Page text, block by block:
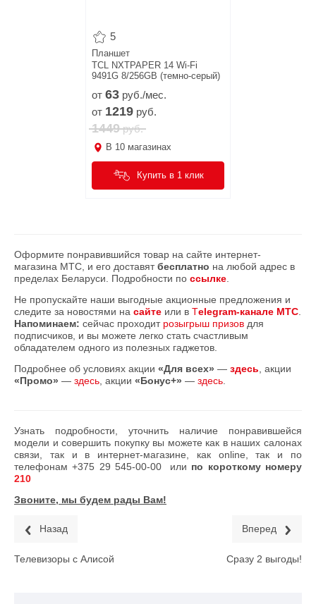
5
Планшет
TCL NXTPAPER 14 Wi-Fi
9491G 8/256GB (темно-серый)
от 63 руб./мес.
от 1219 руб.
1449руб.
В 10 магазинах
Купить в 1 клик
Оформите понравившийся товар на сайте интернет-
магазина МТС, и его доставятбесплатно на любой адрес в
пределах Беларуси. Подробности по ссылке
Не пропускайте наши выгодные акционные предложения и
следите за новостями на сайте или в Telegram-канале МТС
Напоминаем: сейчас проходит розыгрыш призов для
подписчиков, и вы можете легко стать счастливым
обладателем одного из полезных гаджетов.
Подробнее об условиях акции «Для всех» — здесь , акции
«Промо» — здесь , акции «Бонус+» — здесь
Узнать подробности, уточнить наличие понравившейся
модели и совершить покупку вы можете как в наших салонах
связи, так и в интернет-магазине, как online, так и по
телефонам+375 29 545-00-00 или по короткому номеру
210
Звоните, мы будем рады Вам!
Назад
Телевизоры с Алисой
Вперед
Сразу 2 выгоды!